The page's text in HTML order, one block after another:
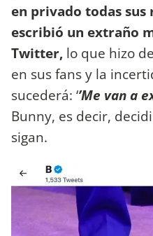
en privado todas sus
escribió un extraño
Twitter, lo que hizo
en sus fans y la
sucederá: ‘’Me van a
Bunny, es decir,
sigan.